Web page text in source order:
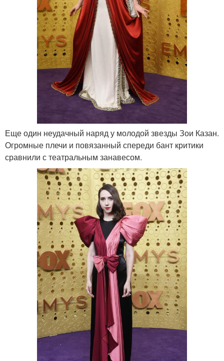
Еще один неудачный наряд у молодой звезды Зои Казан.
Огромные плечи и повязанный спереди бант критики
сравнили с театральным занавесом.